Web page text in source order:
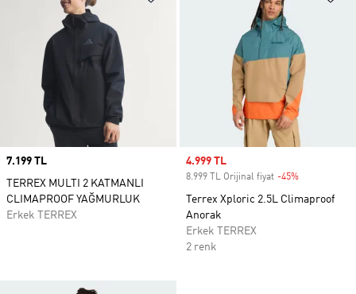
Price
7.199 TL
TERREX MULTI 2 KATMANLI
CLIMAPROOF YAĞMURLUK
Erkek TERREX
Sale price
4.999 TL
8.999 TL Orijinal fiyat -45%
Terrex Xploric 2.5L Climaproof
Anorak
Erkek TERREX
2 renk